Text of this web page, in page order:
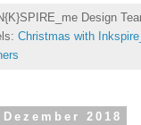
Design
Christmas with
2018